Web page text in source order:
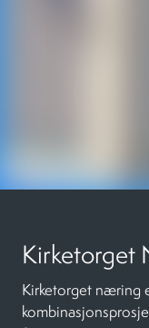
Kirketorget næring